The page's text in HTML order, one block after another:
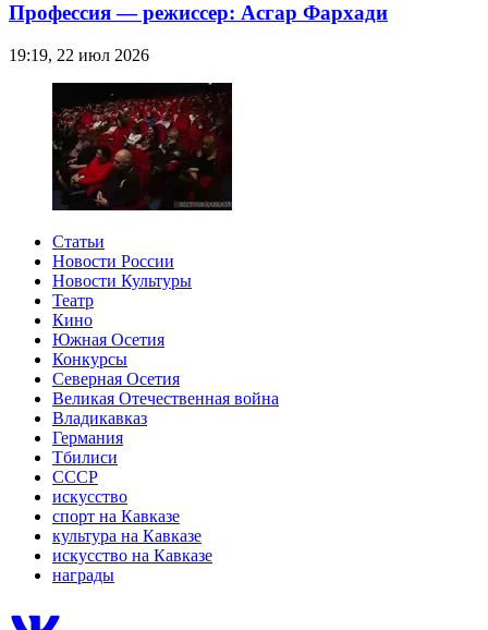
Профессия — режиссер: Асгар Фархади
19:19, 22 июл 2026
Статьи
Новости России
Новости Культуры
Театр
Кино
Южная Осетия
Конкурсы
Северная Осетия
Великая Отечественная война
Владикавказ
Германия
Тбилиси
СССР
искусство
спорт на Кавказе
культура на Кавказе
искусство на Кавказе
награды